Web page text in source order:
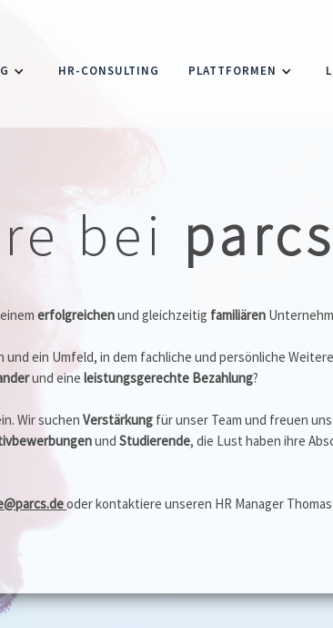
HR-CONSULTING PLATTFORMEN
bei parcs
erfolgreichenund gleichzeitig familiären
ein Umfeld, in dem fachliche und persönliche
und eine leistungsgerechte Bezahlung?
Wir suchen Verstärkung für unser Team und freuen
und Studierende, die Lust haben ihre
oder kontaktiere unseren HR Manager